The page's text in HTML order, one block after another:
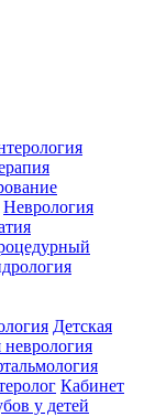
Неврология
Детская
неврология
Кабинет
у детей